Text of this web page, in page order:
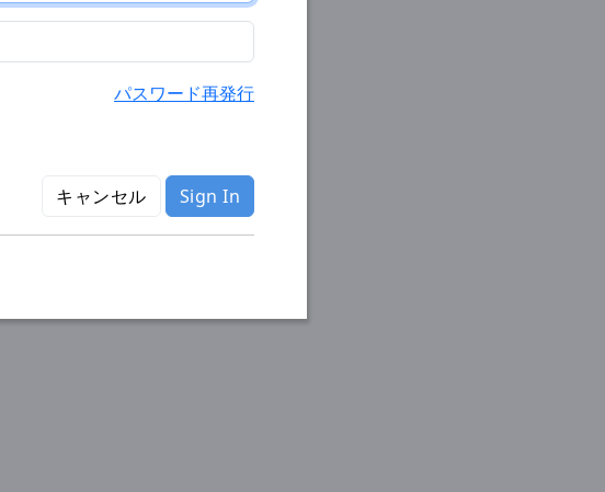
パスワード再発行
キャンセル Sign In